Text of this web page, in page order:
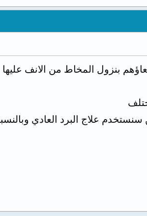
بنزول المخاط من الانف عليها
علاج البرد العادي